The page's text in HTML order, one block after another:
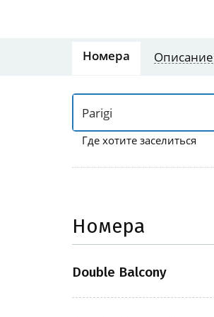
Номера Описание
Где хотите заселиться
Номера
Double Balcony